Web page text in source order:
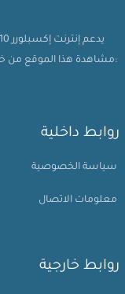
روابط داخلية
سياسة الخصوصية
معلومات الاتصال
روابط خارجية